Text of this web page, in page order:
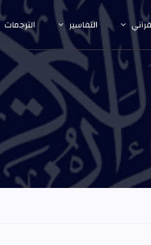
التفاسير الترجمات